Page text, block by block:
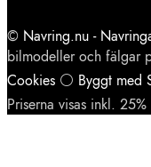
© Navring.nu -
bilmodeller och fälgar
Cookies ⚪ Byggt med
Priserna visas inkl. 25%